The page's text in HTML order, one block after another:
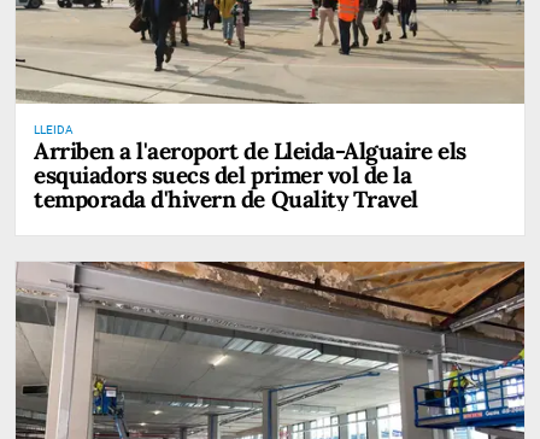
LLEIDA
Arriben a l'aeroport de Lleida-Alguaire els
esquiadors suecs del primer vol de la
temporada d'hivern de Quality Travel